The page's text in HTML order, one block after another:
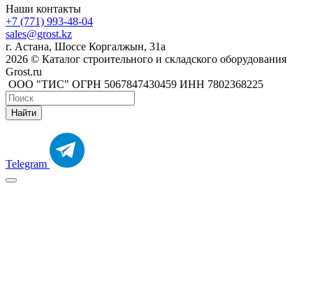
Наши контакты
+7 (771) 993-48-04
sales@grost.kz
г. Астана, Шоссе Коргалжын, 31а
2026 © Каталог строительного и складского оборудования
Grost.ru
ООО "ТИС" ОГРН 5067847430459 ИНН 7802368225
Найти
Telegram